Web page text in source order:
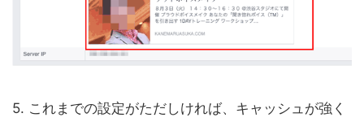
5. これまでの設定がただしければ、キャッシュが強く